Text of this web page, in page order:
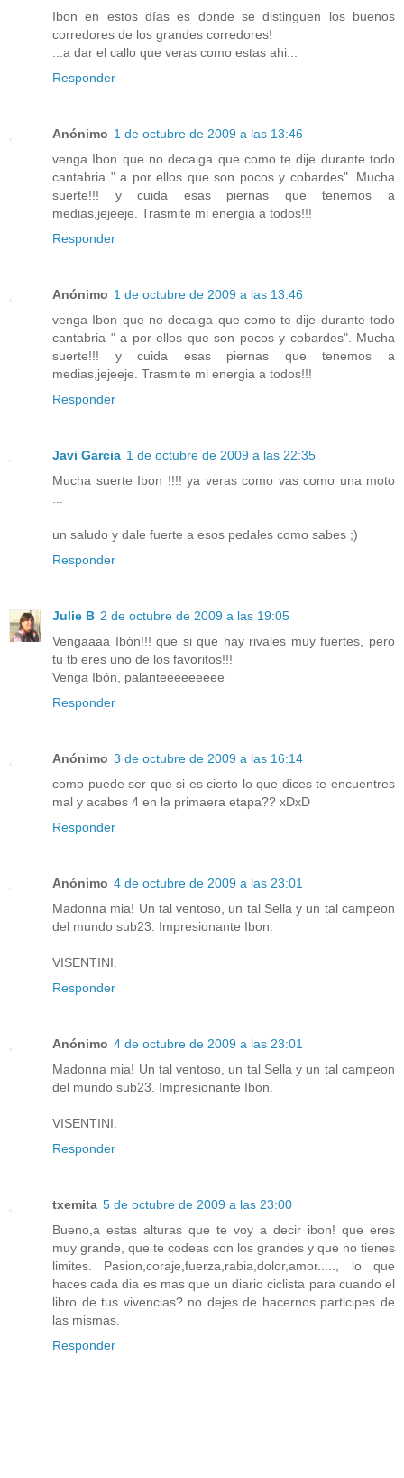
Ibon en estos días es donde se distinguen los buenos
corredores de los grandes corredores!
...a dar el callo que veras como estas ahi...
Responder
Anónimo 1 de octubre de 2009 a las 13:46
venga Ibon que no decaiga que como te dije durante todo
cantabria " a por ellos que son pocos y cobardes". Mucha
suerte!!! y cuida esas piernas que tenemos a
medias,jejeeje. Trasmite mi energia a todos!!!
Responder
Anónimo 1 de octubre de 2009 a las 13:46
venga Ibon que no decaiga que como te dije durante todo
cantabria " a por ellos que son pocos y cobardes". Mucha
suerte!!! y cuida esas piernas que tenemos a
medias,jejeeje. Trasmite mi energia a todos!!!
Responder
Javi Garcia 1 de octubre de 2009 a las 22:35
Mucha suerte Ibon !!!! ya veras como vas como una moto
un saludo y dale fuerte a esos pedales como sabes ;)
Responder
Julie B 2 de octubre de 2009 a las 19:05
Vengaaaa Ibón!!! que si que hay rivales muy fuertes, pero
tu tb eres uno de los favoritos!!!
Venga Ibón, palanteeeeeeeee
Responder
Anónimo 3 de octubre de 2009 a las 16:14
como puede ser que si es cierto lo que dices te encuentres
mal y acabes 4 en la primaera etapa?? xDxD
Responder
Anónimo 4 de octubre de 2009 a las 23:01
Madonna mia! Un tal ventoso, un tal Sella y un tal campeon
del mundo sub23. Impresionante Ibon.
VISENTINI.
Responder
Anónimo 4 de octubre de 2009 a las 23:01
Madonna mia! Un tal ventoso, un tal Sella y un tal campeon
del mundo sub23. Impresionante Ibon.
VISENTINI.
Responder
txemita 5 de octubre de 2009 a las 23:00
Bueno,a estas alturas que te voy a decir ibon! que eres
muy grande, que te codeas con los grandes y que no tienes
limites. Pasion,coraje,fuerza,rabia,dolor,amor....., lo que
haces cada dia es mas que un diario ciclista para cuando el
libro de tus vivencias? no dejes de hacernos participes de
las mismas.
Responder